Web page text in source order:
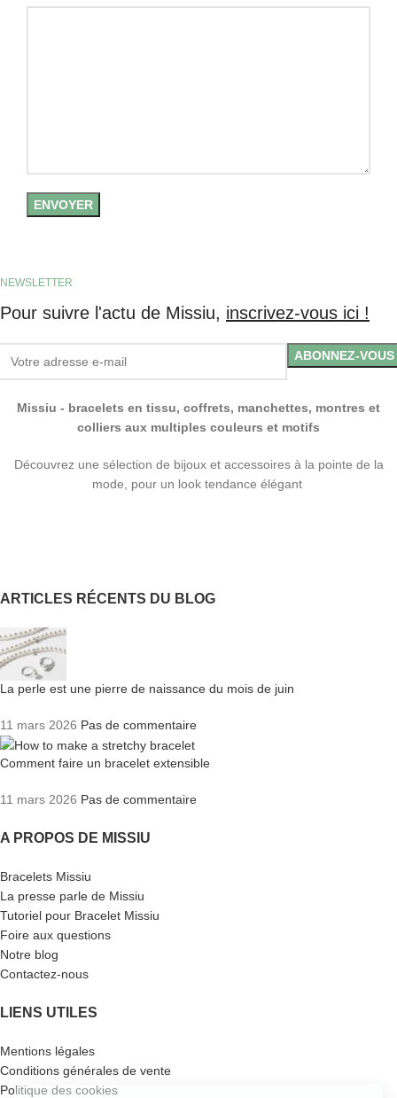
NEWSLETTER
Pour suivre l'actu de Missiu, inscrivez-vous ici !
Missiu - bracelets en tissu, coffrets, manchettes, montres et
colliers aux multiples couleurs et motifs
Découvrez une sélection de bijoux et accessoires à la pointe de la
mode, pour un look tendance élégant
ARTICLES RÉCENTS DU BLOG
La perle est une pierre de naissance du mois de juin
11 mars 2026 Pas de commentaire
Comment faire un bracelet extensible
11 mars 2026 Pas de commentaire
A PROPOS DE MISSIU
Bracelets Missiu
La presse parle de Missiu
Tutoriel pour Bracelet Missiu
Foire aux questions
Notre blog
Contactez-nous
LIENS UTILES
Mentions légales
Conditions générales de vente
Politique des cookies